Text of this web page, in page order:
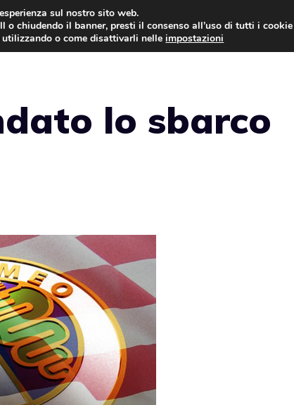
AUTO NEWS
lo sbarco
sul nostro sito web.
o chiudendo il banner, presti il consenso all’uso di tutti i cookie
o come disattivarli nelleimpostazioni